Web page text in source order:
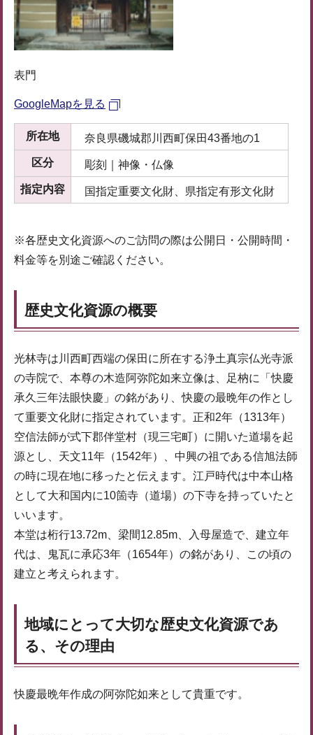
表門
GoogleMapを見る
所在地 奈良県磯城郡川西町保田43番地の1
区分 彫刻｜神像・仏像
指定内容 国指定重要文化財、県指定有形文化財
※各歴史文化資源へのご訪問の際は公開日・公開時間・
料金等を別途ご確認ください。
歴史文化資源の概要
光林寺は川西町西端の保田に所在する浄土真宗仏光寺派
の寺院で、本尊の木造阿弥陀如来立像は、足枘に「快慶
承久三年法眼快慶」の銘があり、快慶の最晩年の作とし
て重要文化財に指定されています。正和2年（1313年）
空信法師が式下郡伴堂村（現三宅町）に開いた道場を起
源とし、天文11年（1542年）、中興の祖である信旭法師
の時に現在地に移ったと伝えます。江戸時代は中本山格
として大和国内に10箇寺（道場）の下寺を持っていたと
いいます。
本堂は桁行13.72m、梁間12.85m、入母屋造で、建立年
代は、鬼瓦に承応3年（1654年）の銘があり、この頃の
建立と考えられます。
地域にとって大切な歴史文化資源であ
る、その理由
快慶最晩年作成の阿弥陀如来として貴重です。